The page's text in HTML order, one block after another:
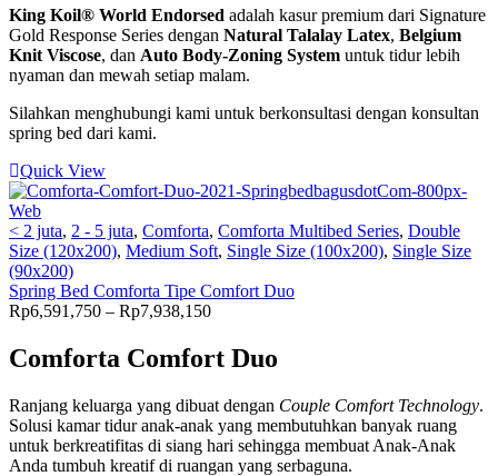
Rp17,784,000
through
Rp31,860,000
King Koil® World Endorsed adalah kasur premium dari Signature
Gold Response Series dengan Natural Talalay Latex, Belgium
Knit Viscose, dan Auto Body-Zoning System untuk tidur lebih
nyaman dan mewah setiap malam.
Silahkan menghubungi kami untuk berkonsultasi dengan konsultan
spring bed dari kami.
Quick View
< 2 juta, 2 - 5 juta, Comforta, Comforta Multibed Series, Double
Size (120x200), Medium Soft, Single Size (100x200), Single Size
(90x200)
Spring Bed Comforta Tipe Comfort Duo
Rp6,591,750 – Rp7,938,150Price
Rp6,591,750
through
Comforta Comfort Duo
Ranjang keluarga yang dibuat dengan Couple Comfort Technology.
Solusi kamar tidur anak-anak yang membutuhkan banyak ruang
untuk berkreatifitas di siang hari sehingga membuat Anak-Anak
Anda tumbuh kreatif di ruangan yang serbaguna.